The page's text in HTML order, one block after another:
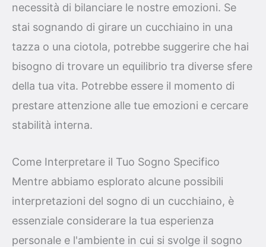
necessità di bilanciare le nostre emozioni. Se
stai sognando di girare un cucchiaino in una
tazza o una ciotola, potrebbe suggerire che hai
bisogno di trovare un equilibrio tra diverse sfere
della tua vita. Potrebbe essere il momento di
prestare attenzione alle tue emozioni e cercare
stabilità interna.
Come Interpretare il Tuo Sogno Specifico
Mentre abbiamo esplorato alcune possibili
interpretazioni del sogno di un cucchiaino, è
essenziale considerare la tua esperienza
personale e l'ambiente in cui si svolge il sogno